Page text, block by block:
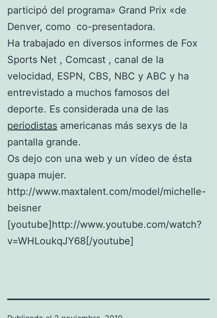
participó del programa» Grand Prix «de
Denver, como co-presentadora.
Ha trabajado en diversos informes de Fox
Sports Net , Comcast , canal de la
velocidad, ESPN, CBS, NBC y ABC y ha
entrevistado a muchos famosos del
deporte. Es considerada una de las
periodistas americanas más sexys de la
pantalla grande.
Os dejo con una web y un vídeo de ésta
guapa mujer.
http://www.maxtalent.com/model/michelle-
beisner
[youtube]http://www.youtube.com/watch?
v=WHLoukqJY68[/youtube]